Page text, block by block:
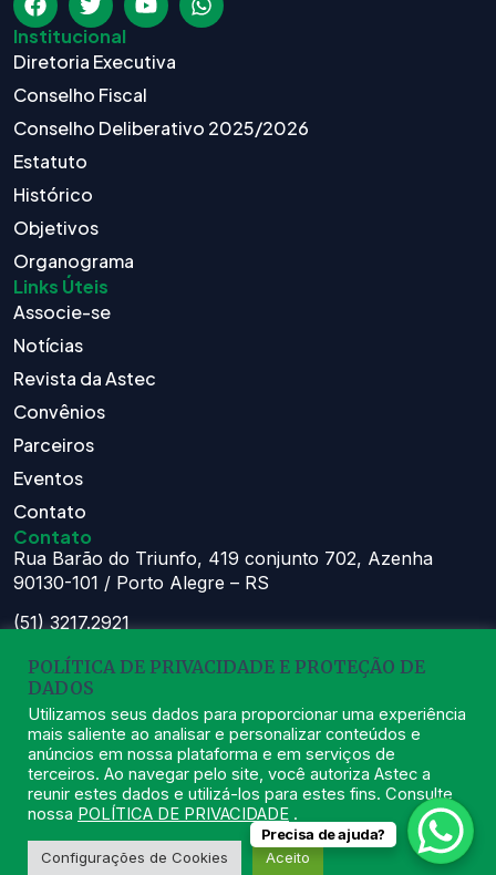
Institucional
Diretoria Executiva
Conselho Fiscal
Conselho Deliberativo 2025/2026
Estatuto
Histórico
Objetivos
Organograma
Links Úteis
Associe-se
Notícias
Revista da Astec
Convênios
Parceiros
Eventos
Contato
Contato
Rua Barão do Triunfo, 419 conjunto 702, Azenha
90130-101 / Porto Alegre – RS
(51) 3217.2921
Atendimento:
Seg à Sex das 8h – 11:30h e 13h – 16:30h
astec@astecpmpa.com.br
2026 ASTEC. Todos os Direitos Reservados.
Desenvolvido por Nexx
POLÍTICA DE PRIVACIDADE E PROTEÇÃO DE
DADOS
Utilizamos seus dados para proporcionar uma experiência
mais saliente ao analisar e personalizar conteúdos e
anúncios em nossa plataforma e em serviços de
terceiros. Ao navegar pelo site, você autoriza Astec a
reunir estes dados e utilizá-los para estes fins. Consulte
nossa POLÍTICA DE PRIVACIDADE .
Configurações de Cookies Aceito
Precisa de ajuda?